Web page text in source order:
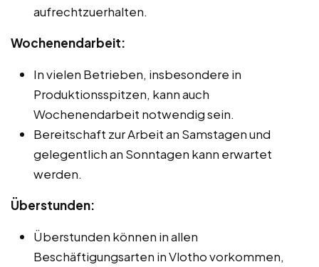
aufrechtzuerhalten.
Wochenendarbeit:
In vielen Betrieben, insbesondere in
Produktionsspitzen, kann auch
Wochenendarbeit notwendig sein.
Bereitschaft zur Arbeit an Samstagen und
gelegentlich an Sonntagen kann erwartet
werden.
Überstunden:
Überstunden können in allen
Beschäftigungsarten in Vlotho vorkommen,